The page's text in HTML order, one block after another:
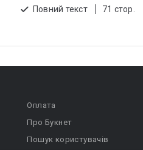
Повний текст 71 стор.
Оплата
Про Букнет
Пошук користувачів